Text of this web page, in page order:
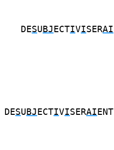
DESU BJ ECTIVISERAI
DESU BJ ECTIVISERAI ENT